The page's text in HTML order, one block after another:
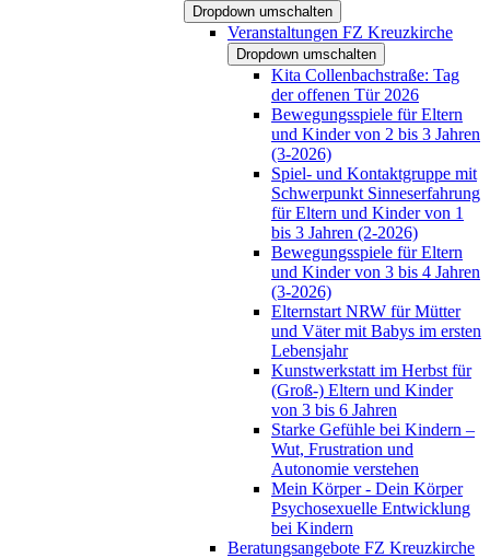
Dropdown umschalten
Veranstaltungen FZ Kreuzkirche
Dropdown umschalten
Kita Collenbachstraße: Tag
der offenen Tür 2026
Bewegungsspiele für Eltern
und Kinder von 2 bis 3 Jahren
(3-2026)
Spiel- und Kontaktgruppe mit
Schwerpunkt Sinneserfahrung
für Eltern und Kinder von 1
bis 3 Jahren (2-2026)
Bewegungsspiele für Eltern
und Kinder von 3 bis 4 Jahren
(3-2026)
Elternstart NRW für Mütter
und Väter mit Babys im ersten
Lebensjahr
Kunstwerkstatt im Herbst für
(Groß-) Eltern und Kinder
von 3 bis 6 Jahren
Starke Gefühle bei Kindern –
Wut, Frustration und
Autonomie verstehen
Mein Körper - Dein Körper
Psychosexuelle Entwicklung
bei Kindern
Beratungsangebote FZ Kreuzkirche